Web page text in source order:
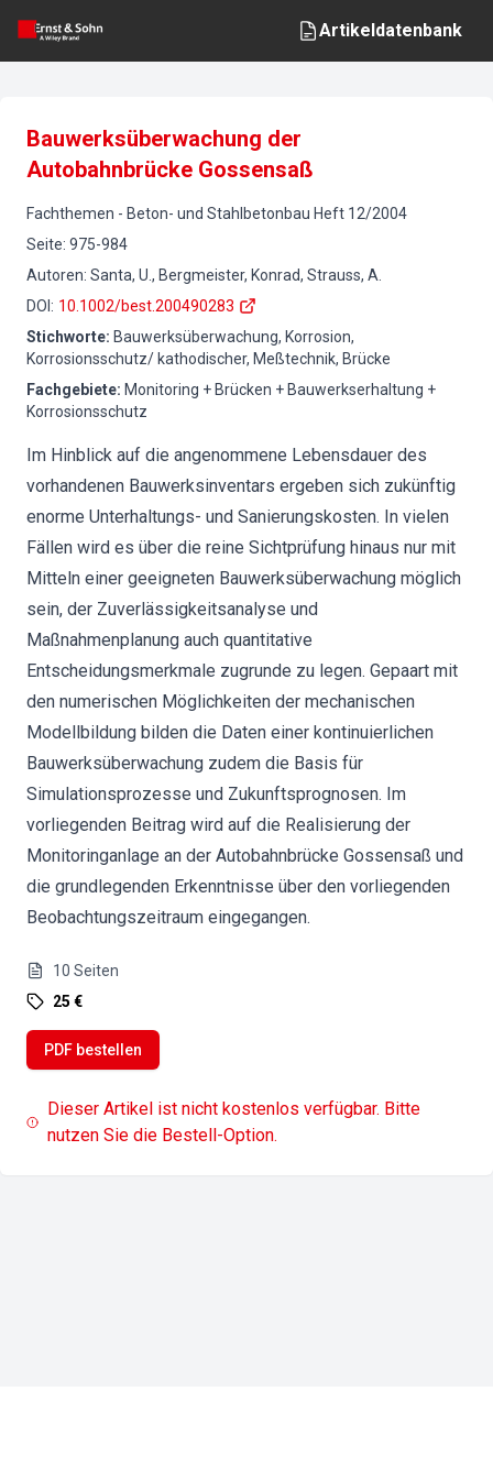
Artikeldatenbank
Bauwerksüberwachung der
Autobahnbrücke Gossensaß
Fachthemen - Beton- und Stahlbetonbau Heft 12/2004
Seite: 975-984
Autoren: Santa, U., Bergmeister, Konrad, Strauss, A.
DOI : 10.1002/best.200490283
Stichworte: Bauwerksüberwachung, Korrosion,
Korrosionsschutz/ kathodischer, Meßtechnik, Brücke
Fachgebiete: Monitoring + Brücken + Bauwerkserhaltung +
Korrosionsschutz
Im Hinblick auf die angenommene Lebensdauer des
vorhandenen Bauwerksinventars ergeben sich zukünftig
enorme Unterhaltungs- und Sanierungskosten. In vielen
Fällen wird es über die reine Sichtprüfung hinaus nur mit
Mitteln einer geeigneten Bauwerksüberwachung möglich
sein, der Zuverlässigkeitsanalyse und
Maßnahmenplanung auch quantitative
Entscheidungsmerkmale zugrunde zu legen. Gepaart mit
den numerischen Möglichkeiten der mechanischen
Modellbildung bilden die Daten einer kontinuierlichen
Bauwerksüberwachung zudem die Basis für
Simulationsprozesse und Zukunftsprognosen. Im
vorliegenden Beitrag wird auf die Realisierung der
Monitoringanlage an der Autobahnbrücke Gossensaß und
die grundlegenden Erkenntnisse über den vorliegenden
Beobachtungszeitraum eingegangen.
10 Seiten
25 €
PDF bestellen
Dieser Artikel ist nicht kostenlos verfügbar. Bitte
nutzen Sie die Bestell-Option.